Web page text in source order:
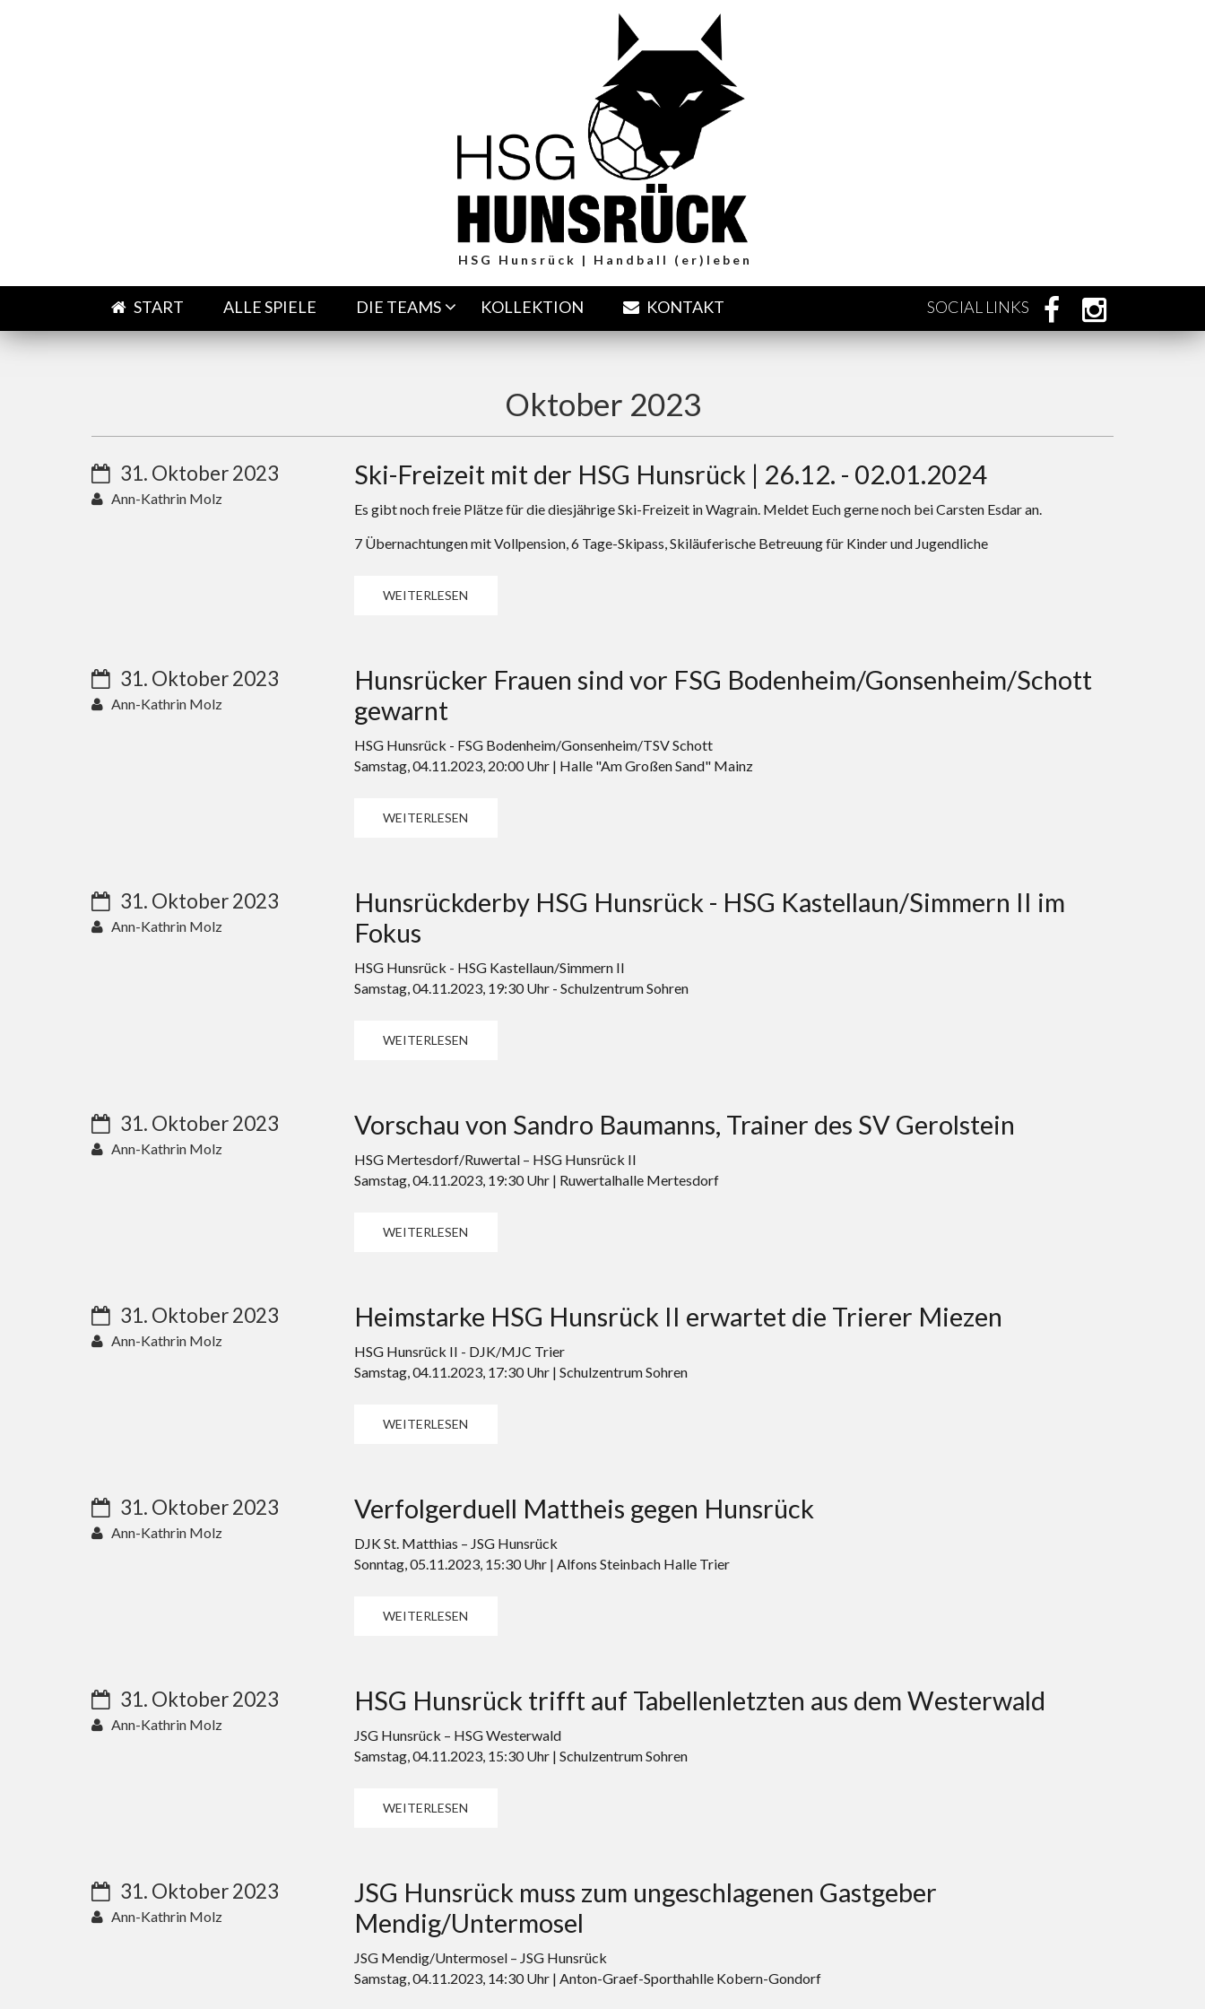
HSG Hunsrück | Handball (er)leben
START ALLE SPIELE DIE TEAMS KOLLEKTION KONTAKT SOCIAL LINKS
Oktober 2023
31. Oktober 2023
Ann-Kathrin Molz
Ski-Freizeit mit der HSG Hunsrück | 26.12. - 02.01.2024
Es gibt noch freie Plätze für die diesjährige Ski-Freizeit in Wagrain. Meldet Euch gerne noch bei Carsten Esdar an.
7 Übernachtungen mit Vollpension, 6 Tage-Skipass, Skiläuferische Betreuung für Kinder und Jugendliche
WEITERLESEN
31. Oktober 2023
Ann-Kathrin Molz
Hunsrücker Frauen sind vor FSG Bodenheim/Gonsenheim/Schott
gewarnt
HSG Hunsrück - FSG Bodenheim/Gonsenheim/TSV Schott
Samstag, 04.11.2023, 20:00 Uhr | Halle "Am Großen Sand" Mainz
WEITERLESEN
31. Oktober 2023
Ann-Kathrin Molz
Hunsrückderby HSG Hunsrück - HSG Kastellaun/Simmern II im
Fokus
HSG Hunsrück - HSG Kastellaun/Simmern II
Samstag, 04.11.2023, 19:30 Uhr - Schulzentrum Sohren
WEITERLESEN
31. Oktober 2023
Ann-Kathrin Molz
Vorschau von Sandro Baumanns, Trainer des SV Gerolstein
HSG Mertesdorf/Ruwertal – HSG Hunsrück II
Samstag, 04.11.2023, 19:30 Uhr | Ruwertalhalle Mertesdorf
WEITERLESEN
31. Oktober 2023
Ann-Kathrin Molz
Heimstarke HSG Hunsrück II erwartet die Trierer Miezen
HSG Hunsrück II - DJK/MJC Trier
Samstag, 04.11.2023, 17:30 Uhr | Schulzentrum Sohren
WEITERLESEN
31. Oktober 2023
Ann-Kathrin Molz
Verfolgerduell Mattheis gegen Hunsrück
DJK St. Matthias – JSG Hunsrück
Sonntag, 05.11.2023, 15:30 Uhr | Alfons Steinbach Halle Trier
WEITERLESEN
31. Oktober 2023
Ann-Kathrin Molz
HSG Hunsrück trifft auf Tabellenletzten aus dem Westerwald
JSG Hunsrück – HSG Westerwald
Samstag, 04.11.2023, 15:30 Uhr | Schulzentrum Sohren
WEITERLESEN
31. Oktober 2023
Ann-Kathrin Molz
JSG Hunsrück muss zum ungeschlagenen Gastgeber
Mendig/Untermosel
JSG Mendig/Untermosel – JSG Hunsrück
Samstag, 04.11.2023, 14:30 Uhr | Anton-Graef-Sporthahlle Kobern-Gondorf